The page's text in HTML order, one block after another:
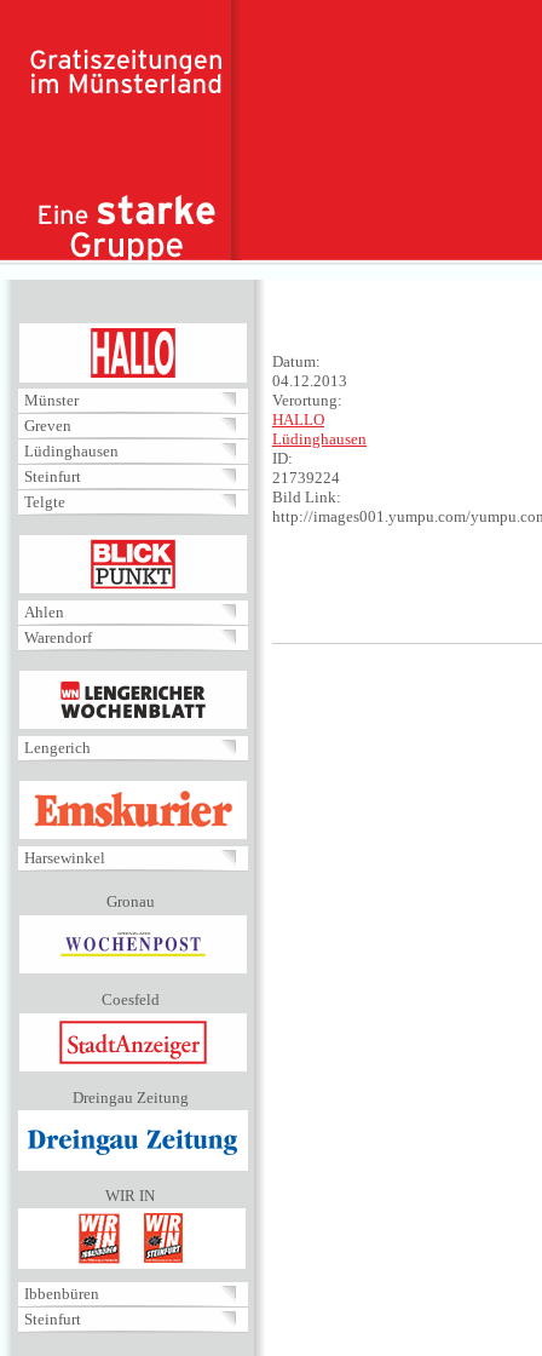
Münster
Greven
Lüdinghausen
Steinfurt
Telgte
BLICKPUNKT
Ahlen
Warendorf
MENÜ
Lengerich
EMSKURIER
Harsewinkel
Gronau
Coesfeld
Dreingau Zeitung
WIR IN
Ibbenbüren
Steinfurt
Datum:
04.12.2013
Verortung:
HALLO
Lüdinghausen
ID:
21739224
Bild Link:
http://images001.yumpu.com/